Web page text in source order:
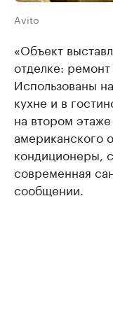
Avito
«Объект
отделке: ремонт
Использованы
кухне и в
на втором
американского
кондиционеры,
современная
сообщении.